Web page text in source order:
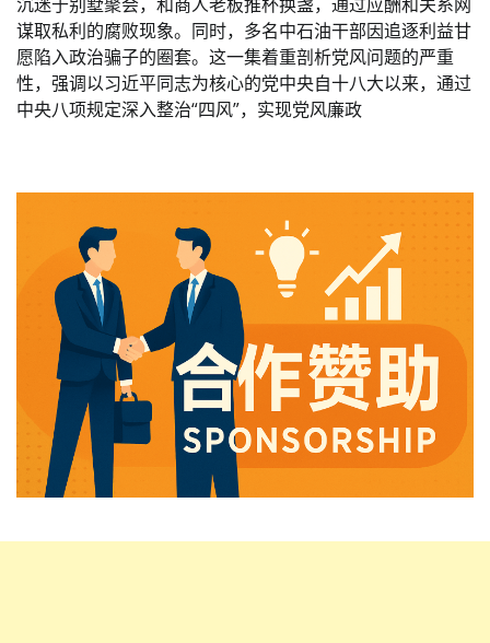
谋取私利的腐败现象。同时，多名中石油干部因追逐利益甘
愿陷入政治骗子的圈套。这一集着重剖析党风问题的严重
性，强调以习近平同志为核心的党中央自十八大以来，通过
中央八项规定深入整治“四风”，实现党风廉政